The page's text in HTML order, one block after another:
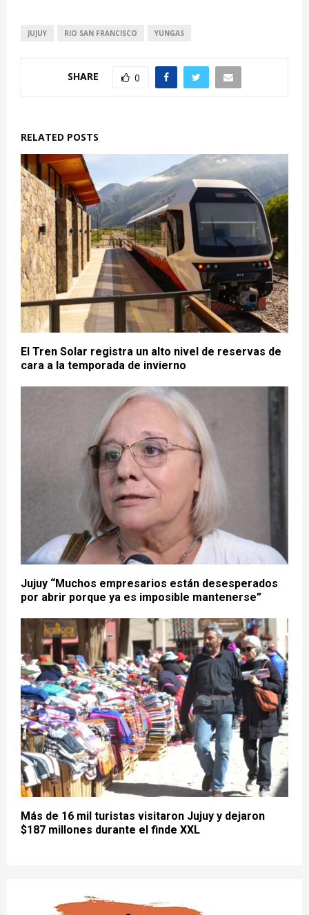
JUJUY RIO SAN FRANCISCO YUNGAS
SHARE 0
RELATED POSTS
El Tren Solar registra un alto nivel de reservas de
cara a la temporada de invierno
Jujuy “Muchos empresarios están desesperados
por abrir porque ya es imposible mantenerse”
Más de 16 mil turistas visitaron Jujuy y dejaron
$187 millones durante el finde XXL